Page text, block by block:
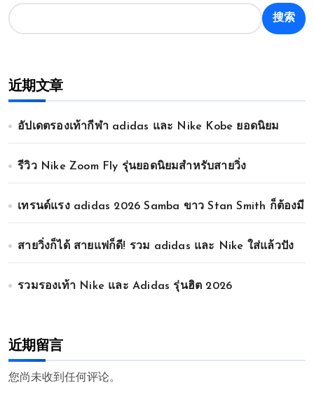
搜索
近期文章
อัปเดตรองเท้ากีฬา adidas และ Nike Kobe ยอดนิยม
รีวิว Nike Zoom Fly รุ่นยอดนิยมสำหรับสายวิ่ง
เทรนด์แรง adidas 2026 Samba ขาว Stan Smith ก็ต้องมี
สายวิ่งก็ได้ สายแฟก็ดี! รวม adidas และ Nike ใส่แล้วปัง
รวมรองเท้า Nike และ Adidas รุ่นฮิต 2026
近期留言
您尚未收到任何评论。